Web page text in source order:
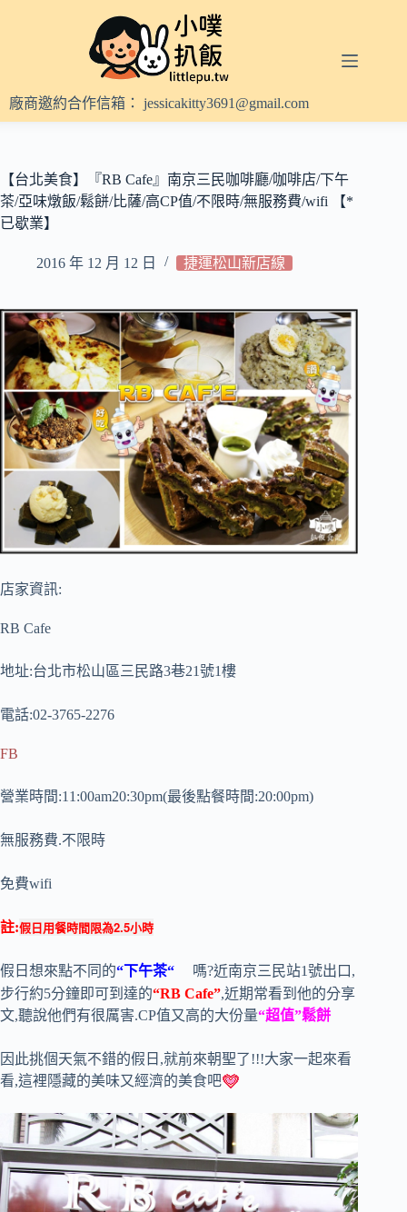
內
容
廠商邀約合作信箱： jessicakitty3691@gmail.com
【台北美食】『RB Cafe』南京三民咖啡廳/咖啡店/下午
茶/亞味燉飯/鬆餅/比薩/高CP值/不限時/無服務費/wifi 【*
已歇業】
2016 年 12 月 12 日 捷運松山新店線
店家資訊:
RB Cafe
地址:台北市松山區三民路3巷21號1樓
電話:02-3765-2276
FB
營業時間:11:00am20:30pm(最後點餐時間:20:00pm)
無服務費.不限時
免費wifi
註:假日用餐時間限為2.5小時
假日想來點不同的“下午茶“
嗎?近南京三民站1號出口,
步行約5分鐘即可到達的“RB Cafe”,近期常看到他的分享
文,聽說他們有很厲害.CP值又高的大份量“超值”鬆餅
因此挑個天氣不錯的假日,就前來朝聖了!!!大家一起來看
看,這裡隱藏的美味又經濟的美食吧